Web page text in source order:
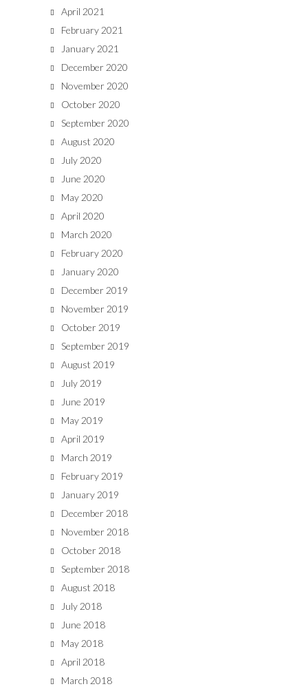
April 2021
February 2021
January 2021
December 2020
November 2020
October 2020
September 2020
August 2020
July 2020
June 2020
May 2020
April 2020
March 2020
February 2020
January 2020
December 2019
November 2019
October 2019
September 2019
August 2019
July 2019
June 2019
May 2019
April 2019
March 2019
February 2019
January 2019
December 2018
November 2018
October 2018
September 2018
August 2018
July 2018
June 2018
May 2018
April 2018
March 2018